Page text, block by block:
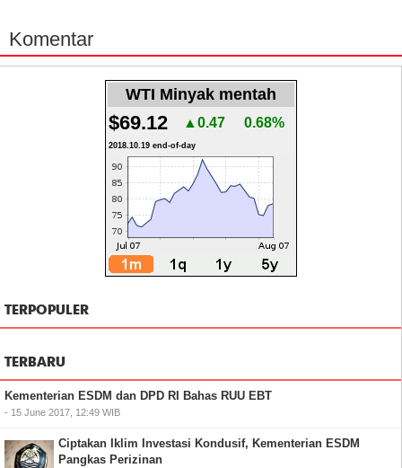
Komentar
WTI Minyak mentah
$69.12 ▲0.47 0.68%
2018.10.19 end-of-day
TERPOPULER
TERBARU
Kementerian ESDM dan DPD RI Bahas RUU EBT
- 15 June 2017, 12:49 WIB
Ciptakan Iklim Investasi Kondusif, Kementerian ESDM
Pangkas Perizinan